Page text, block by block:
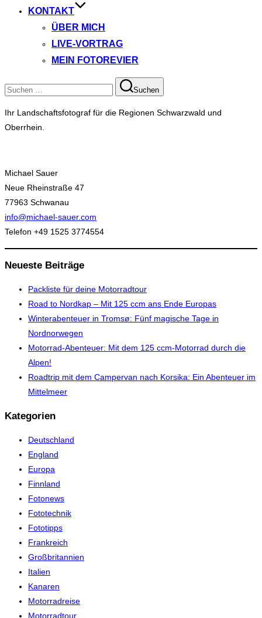
KONTAKT
ÜBER MICH
LIVE-VORTRAG
MEIN FOTOREVIER
Suchen
nach:
Suchen
Ihr Landschaftsfotograf für die Regionen Schwarzwald und
Oberrhein.
Michael Sauer
Neue Rheinstraße 47
77963 Schwanau
info@michael-sauer.com
Telefon +49 1525 3774554
Neueste Beiträge
Packliste für deine Motorradtour
Road to Nordkap – Mit 125 ccm ans Ende Europas
Winterabenteuer in Tromsø: Fünf magische Tage in
Nordnorwegen
Motorrad-Abenteuer: Mit dem 125 ccm-Motorrad durch die
Alpen!
Roadtrip mit dem Campervan nach Korsika: Ein Abenteuer im
Mittelmeer
Kategorien
Deutschland
England
Europa
Finnland
Fotonews
Fototechnik
Fototipps
Frankreich
Großbritannien
Italien
Kanaren
Motorradreise
Motorradtour